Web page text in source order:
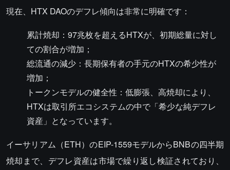
現在、HTX DAOのデフレ傾向は非常に明確です：
累計焼却：97兆枚を超えるHTXが、初期総量に対し
ての割合が増加；
総流通の減少：長期保有者の手元のHTXの希少性が
増加；
トークンモデルの健全性：低膨張、高焼却により、
HTXは取引所エコシステムの中で「希少な純デフレ
資産」となっています。
イーサリアム（ETH）のEIP-1559モデルからBNBの四半期
焼却まで、デフレ資産は市場で繰り返し検証されており、